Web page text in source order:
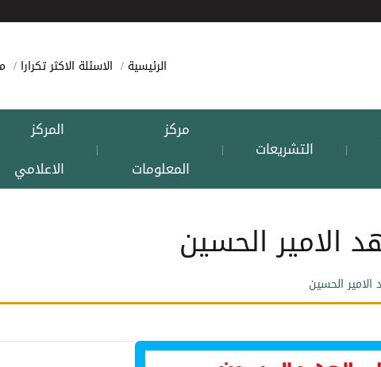
الرئيسية الاسئلة الاكثر تكرارا
| التشريعات |
مركز
المعلومات
|
المركز
الاعلامي
الامير الحسين
الحسين